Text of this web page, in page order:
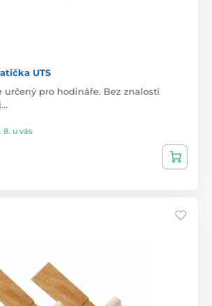
UTS
určený pro hodináře. Bez znalosti
8. u vás